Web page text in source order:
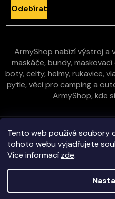
Tento web používá soubory
tohoto webu vyjadřujete
Více informací zde.
Odebírat
ArmyShop nabízí výstroj a
maskáče, bundy,
boty, celty, helmy, rukavice,
pytle, věci pro camping a
ArmyShop, kde
Zákaznická péče
Vše o nákupu